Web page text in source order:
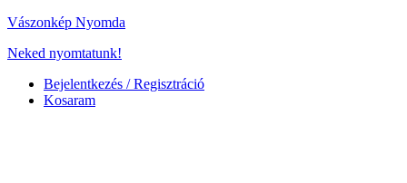
Vászonkép Nyomda
Neked nyomtatunk!
Bejelentkezés / Regisztráció
Kosaram